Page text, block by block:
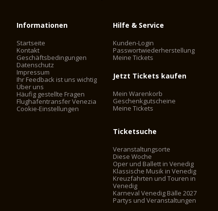
Informationen
Startseite
Kontakt
Geschäftsbedingungen
Datenschutz
Impressum
Ihr Feedback ist uns wichtig
Über uns
Häufig gestellte Fragen
Flughafentransfer Venezia
Cookie-Einstellungen
Hilfe & Service
Kunden-Login
Passwortwiederherstellung
Meine Tickets
Jetzt Tickets kaufen
Mein Warenkorb
Geschenkgutscheine
Meine Tickets
Ticketsuche
Veranstaltungsorte
Diese Woche
Oper und Ballett in Venedig
Klassische Musik in Venedig
Kreuzfahrten und Touren in
Venedig
Karneval Venedig Bälle 2027
Partys und Veranstaltungen